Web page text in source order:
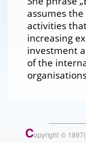
assumes
activities
increasing
investment
of the
Copyright ©